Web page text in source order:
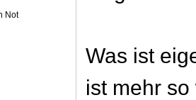
Not
Was ist
ist mehr